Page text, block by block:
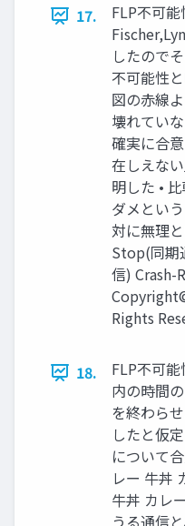
17.
FLP不可能
したので
不可能性
図の赤線
壊れてい
確実に合
在しえな
明した •
ダメとい
対に無理
Stop(同期
信) Crash-
Rights
18.
FLP不可
内の時間
を終わら
したと仮
について
レー 牛丼
牛丼 カレ
うる通信